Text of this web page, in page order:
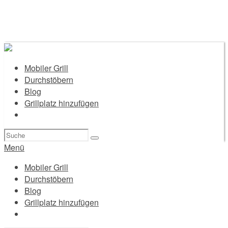
Mobiler Grill
Durchstöbern
Blog
Grillplatz hinzufügen
Suchen
nach:
Menü
Mobiler Grill
Durchstöbern
Blog
Grillplatz hinzufügen